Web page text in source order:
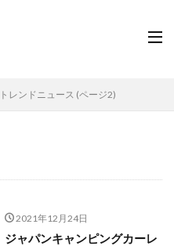
トレンドニュース (ページ2)
2021年12月24日
ジャパンキャンピングカーレ